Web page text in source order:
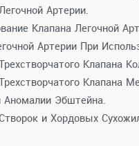
Артерии.
Клапана Легочной
Артерии При
Клапана
Клапана
Аномалии Эбштейна.
и Хордовых